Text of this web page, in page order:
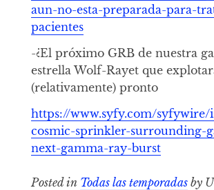
aun-no-esta-preparada-para-
pacientes
-¿El próximo GRB de nuestra
estrella Wolf-Rayet que
(relativamente) pronto
https://www.syfy.com/syfywire/
cosmic-sprinkler-surrounding-
next-gamma-ray-burst
Posted in Todas las temporadasby